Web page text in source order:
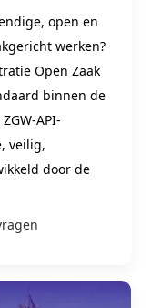
open en
werken?
Open Zaak
binnen de
API-
veilig,
door de